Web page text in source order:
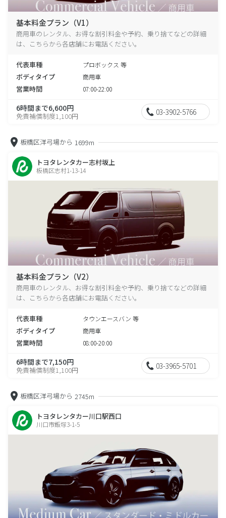
基本料金プラン（V1）
商用車のレンタル、お得な割引料金や予約、乗り捨てなどの詳細
は、こちらから各店舗にお電話ください。
代表車種 プロボックス 等
ボディタイプ 商用車
営業時間 07:00-22:00
6時間まで6,600円
免責補償制度1,100円 03-3902-5766
板橋区洋弓場から 1699m
トヨタレンタカー志村坂上
板橋区志村1-13-14
基本料金プラン（V2）
商用車のレンタル、お得な割引料金や予約、乗り捨てなどの詳細
は、こちらから各店舗にお電話ください。
代表車種 タウンエースバン 等
ボディタイプ 商用車
営業時間 08:00-20:00
6時間まで7,150円
免責補償制度1,100円 03-3965-5701
板橋区洋弓場から 2745m
トヨタレンタカー川口駅西口
川口市飯塚3-1-5